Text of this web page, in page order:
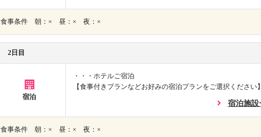
食事条件 朝：× 昼：× 夜：×
2日目
宿泊
・・・ホテルご宿泊
【食事付きプランなどお好みの宿泊プランをご選択ください】
宿泊施設
食事条件 朝：× 昼：× 夜：×